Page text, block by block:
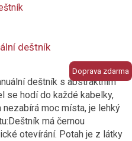
Doprava zdarma
deštník
deštník s abstraktním
se hodí do každé kabelky,
moc místa, je lehký
má černou
otevírání. Potah je z látky